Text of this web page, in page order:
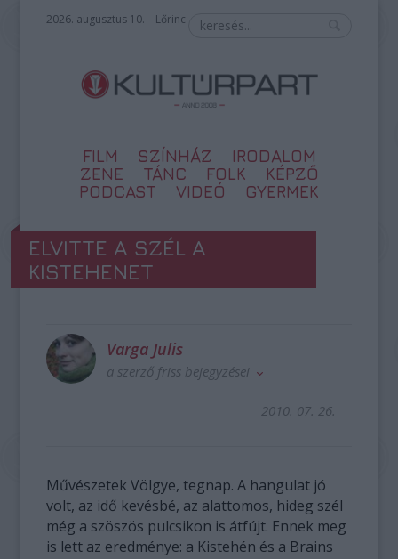
2026. augusztus 10. – Lőrinc
FILM SZÍNHÁZ
IRODALOM
ZENE
TÁNC FOLK
KÉPZŐ
PODCAST
VIDEÓ GYERMEK
ELVITTE A SZÉL A
KISTEHENET
Varga Julis
a szerző friss bejegyzései
2010. 07. 26.
Művészetek Völgye, tegnap. A hangulat jó
volt, az idő kevésbé, az alattomos, hideg szél
még a szöszös pulcsikon is átfújt. Ennek meg
is lett az eredménye: a Kistehén és a Brains